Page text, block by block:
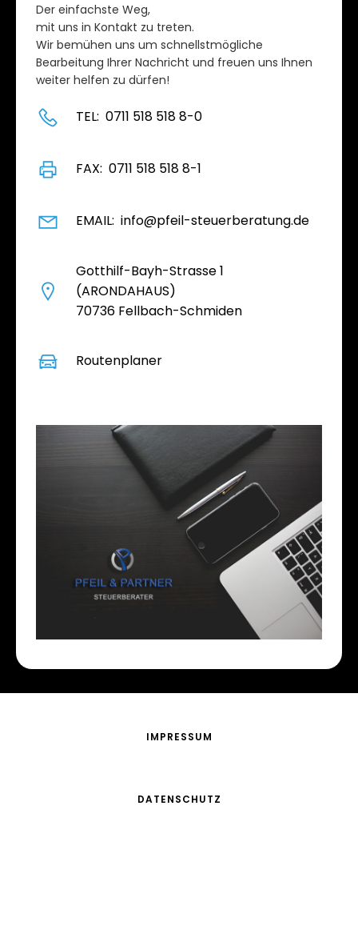
Der einfachste Weg,
mit uns in Kontakt zu treten.
Wir bemühen uns um schnellstmögliche
Bearbeitung Ihrer Nachricht und freuen uns Ihnen
weiter helfen zu dürfen!
TEL: 0711 518 518 8-0
FAX: 0711 518 518 8-1
EMAIL: info@pfeil-steuerberatung.de
Gotthilf-Bayh-Strasse 1
(ARONDAHAUS)
70736 Fellbach-Schmiden
Routenplaner
IMPRESSUM
DATENSCHUTZ